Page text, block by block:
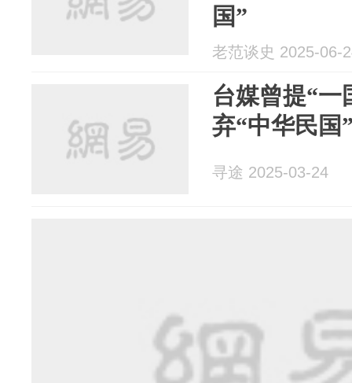
国”
老范谈史 2025-06-
台媒曾提“一
弃“中华民国
寻途 2025-03-24